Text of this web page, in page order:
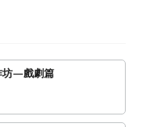
坊—戲劇篇